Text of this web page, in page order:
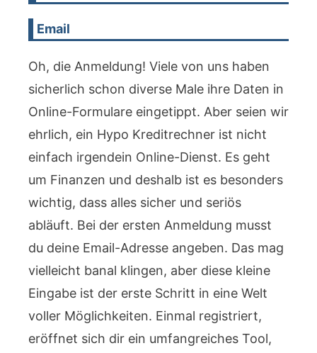
Email
Oh, die Anmeldung! Viele von uns haben
sicherlich schon diverse Male ihre Daten in
Online-Formulare eingetippt. Aber seien wir
ehrlich, ein Hypo Kreditrechner ist nicht
einfach irgendein Online-Dienst. Es geht
um Finanzen und deshalb ist es besonders
wichtig, dass alles sicher und seriös
abläuft. Bei der ersten Anmeldung musst
du deine Email-Adresse angeben. Das mag
vielleicht banal klingen, aber diese kleine
Eingabe ist der erste Schritt in eine Welt
voller Möglichkeiten. Einmal registriert,
eröffnet sich dir ein umfangreiches Tool,